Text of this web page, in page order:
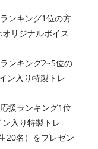
ンキング1位の方
オリジナルボイス
ンキング2~5位の
ン入り特製トレ
援ランキング1位
入り特製トレ
20名）をプレゼン